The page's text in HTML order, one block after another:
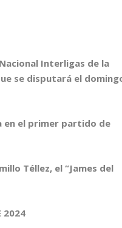
Interligas de la
se disputará el
en el primer partido de
Téllez, el “James del
2024